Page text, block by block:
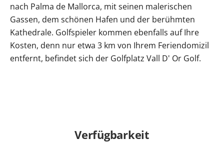
nach Palma de Mallorca, mit seinen malerischen
Gassen, dem schönen Hafen und der berühmten
Kathedrale. Golfspieler kommen ebenfalls auf Ihre
Kosten, denn nur etwa 3 km von Ihrem Feriendomizil
entfernt, befindet sich der Golfplatz Vall D' Or Golf.
Verfügbarkeit